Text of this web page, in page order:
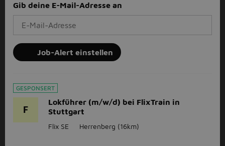
Gib deine E-Mail-Adresse an
Job-Alert einstellen
GESPONSERT
F
Lokführer (m/w/d) bei FlixTrain in
Stuttgart
Flix SE Herrenberg (16km)